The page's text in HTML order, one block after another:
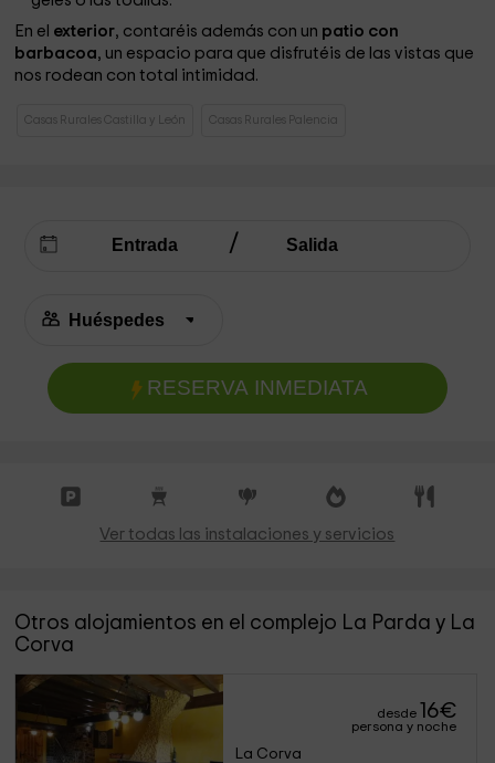
En el exterior, contaréis además con un patio con
barbacoa, un espacio para que disfrutéis de las vistas que
nos rodean con total intimidad.
Casas Rurales Castilla y León Casas Rurales Palencia
RESERVA INMEDIATA
Ver todas las instalaciones y servicios
Otros alojamientos en el complejo La Parda y La
Corva
desde 16€
persona y noche
La Corva